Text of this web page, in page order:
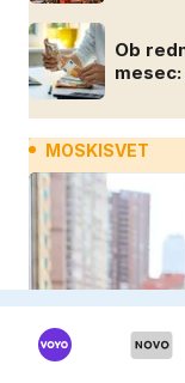
Ob
MOSKISVET